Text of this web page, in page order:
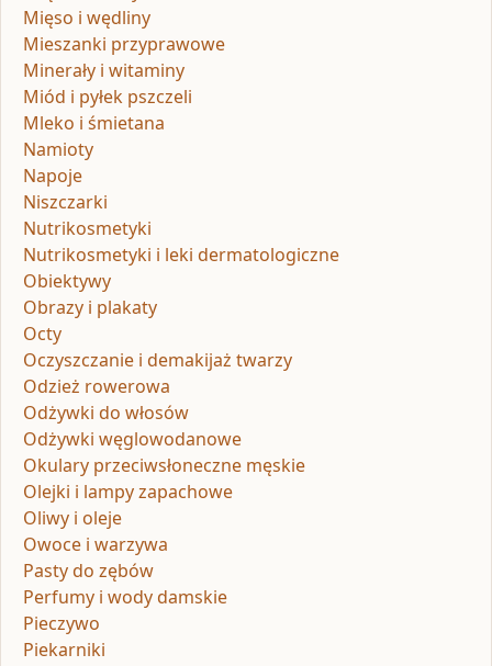
Mięso i wędliny
Mieszanki przyprawowe
Minerały i witaminy
Miód i pyłek pszczeli
Mleko i śmietana
Namioty
Napoje
Niszczarki
Nutrikosmetyki
Nutrikosmetyki i leki dermatologiczne
Obiektywy
Obrazy i plakaty
Octy
Oczyszczanie i demakijaż twarzy
Odzież rowerowa
Odżywki do włosów
Odżywki węglowodanowe
Okulary przeciwsłoneczne męskie
Olejki i lampy zapachowe
Oliwy i oleje
Owoce i warzywa
Pasty do zębów
Perfumy i wody damskie
Pieczywo
Piekarniki